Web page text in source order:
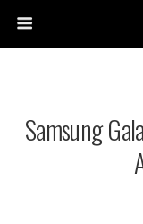
Samsung